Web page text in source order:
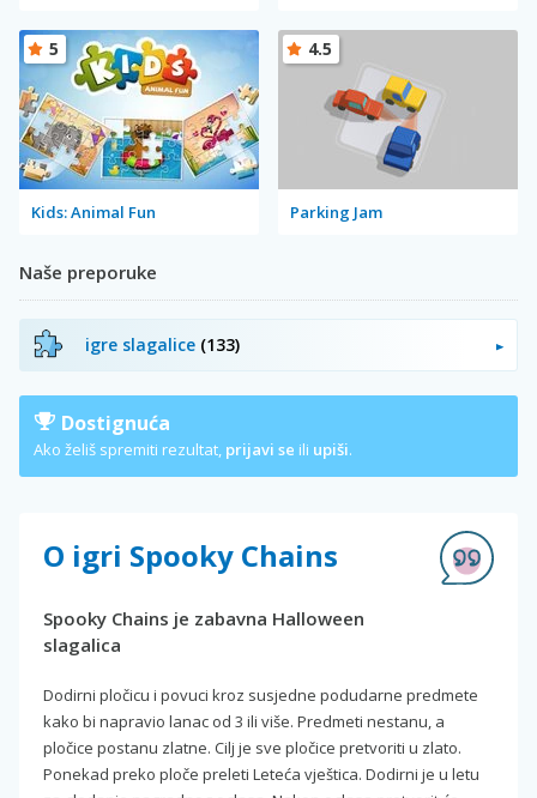
Kids: Animal Fun
5
Parking Jam
4.5
Naše preporuke
igre slagalice (133)
Dostignuća
Ako želiš spremiti rezultat, prijavi se ili upiši.
O igri Spooky Chains
Spooky Chains je zabavna Halloween
slagalica
Dodirni pločicu i povuci kroz susjedne podudarne predmete
kako bi napravio lanac od 3 ili više. Predmeti nestanu, a
pločice postanu zlatne. Cilj je sve pločice pretvoriti u zlato.
Ponekad preko ploče preleti Leteća vještica. Dodirni je u letu